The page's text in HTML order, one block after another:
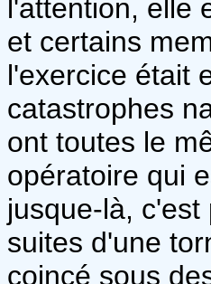
l'attention, elle
et certains
l'exercice était
catastrophes
ont toutes le
opératoire qui
jusque-là,
suites d'une
coincé sous